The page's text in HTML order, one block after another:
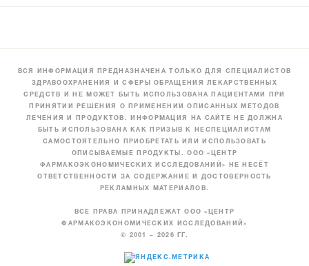
ВСЯ ИНФОРМАЦИЯ ПРЕДНАЗНАЧЕНА ТОЛЬКО ДЛЯ СПЕЦИАЛИСТОВ
ЗДРАВООХРАНЕНИЯ И СФЕРЫ ОБРАЩЕНИЯ ЛЕКАРСТВЕННЫХ
СРЕДСТВ И НЕ МОЖЕТ БЫТЬ ИСПОЛЬЗОВАНА ПАЦИЕНТАМИ ПРИ
ПРИНЯТИИ РЕШЕНИЯ О ПРИМЕНЕНИИ ОПИСАННЫХ МЕТОДОВ
ЛЕЧЕНИЯ И ПРОДУКТОВ. ИНФОРМАЦИЯ НА САЙТЕ НЕ ДОЛЖНА
БЫТЬ ИСПОЛЬЗОВАНА КАК ПРИЗЫВ К НЕСПЕЦИАЛИСТАМ
САМОСТОЯТЕЛЬНО ПРИОБРЕТАТЬ ИЛИ ИСПОЛЬЗОВАТЬ
ОПИСЫВАЕМЫЕ ПРОДУКТЫ. ООО «ЦЕНТР
ФАРМАКОЭКОНОМИЧЕСКИХ ИССЛЕДОВАНИЙ» НЕ НЕСЁТ
ОТВЕТСТВЕННОСТИ ЗА СОДЕРЖАНИЕ И ДОСТОВЕРНОСТЬ
РЕКЛАМНЫХ МАТЕРИАЛОВ.
ВСЕ ПРАВА ПРИНАДЛЕЖАТ ООО «ЦЕНТР
ФАРМАКОЭКОНОМИЧЕСКИХ ИССЛЕДОВАНИЙ»
© 2001 – 2026 ГГ.